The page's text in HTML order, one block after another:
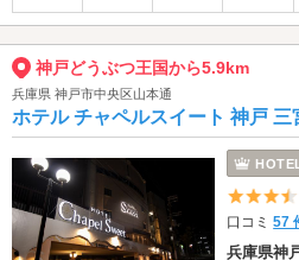
神戸どうぶつ王国から5.9km
兵庫県 神戸市中央区山本通
ホテル チャペルスイート 神戸 三
口コミ57
兵庫県神